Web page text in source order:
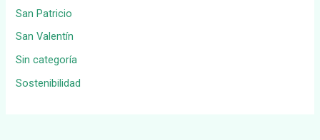
San Patricio
San Valentín
Sin categoría
Sostenibilidad